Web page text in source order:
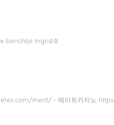
berichtje Ingrid☺
merit/ - 메리트카지노